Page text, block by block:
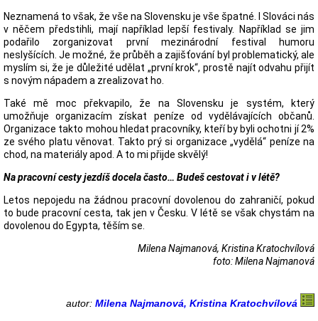
Neznamená to však, že vše na Slovensku je vše špatné. I Slováci nás
v něčem předstihli, mají například lepší festivaly. Například se jim
podařilo zorganizovat první mezinárodní festival humoru
neslyšících. Je možné, že průběh a zajišťování byl problematický, ale
myslím si, že je důležité udělat „první krok“, prostě najít odvahu přijít
s novým nápadem a zrealizovat ho.
Také mě moc překvapilo, že na Slovensku je systém, který
umožňuje organizacím získat peníze od vydělávajících občanů.
Organizace takto mohou hledat pracovníky, kteří by byli ochotni jí 2%
ze svého platu věnovat. Takto prý si organizace „vydělá“ peníze na
chod, na materiály apod. A to mi přijde skvělý!
Na pracovní cesty jezdíš docela často… Budeš cestovat i v létě?
Letos nepojedu na žádnou pracovní dovolenou do zahraničí, pokud
to bude pracovní cesta, tak jen v Česku. V létě se však chystám na
dovolenou do Egypta, těším se.
Milena Najmanová, Kristina Kratochvílová
foto: Milena Najmanová
autor: Milena Najmanová, Kristina Kratochvílová